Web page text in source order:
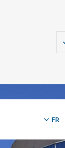
FR